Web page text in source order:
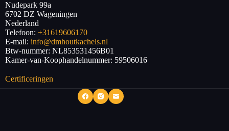
Nudepark 99a
6702 DZ Wageningen
Nederland
Telefoon: +31619606170
E-mail: info@dmhoutkachels.nl
Btw-nummer: NL853531456B01
Kamer-van-Koophandelnummer: 59506016
Certificeringen